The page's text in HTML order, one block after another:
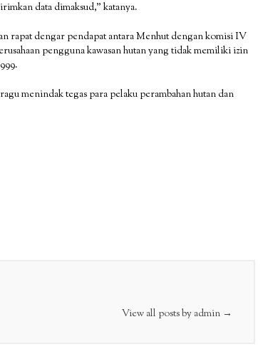
data dimaksud,” katanya.
rapat dengar pendapat antara Menhut dengan komisi IV
pengguna kawasan hutan yang tidak memiliki izin
menindak tegas para pelaku perambahan hutan dan
View all posts by admin →